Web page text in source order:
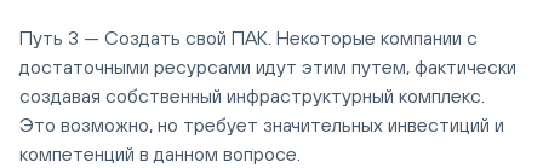
Путь 3 — Создать свой ПАК. Некоторые компании с
достаточными ресурсами идут этим путем, фактически
создавая собственный инфраструктурный комплекс.
Это возможно, но требует значительных инвестиций и
компетенций в данном вопросе.